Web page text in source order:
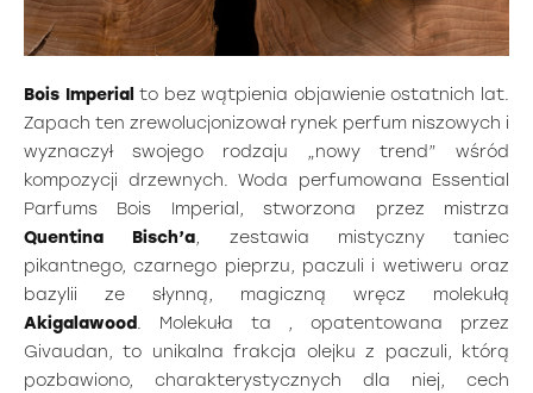
Bois Imperial to bez wątpienia objawienie ostatnich lat.
Zapach ten zrewolucjonizował rynek perfum niszowych i
wyznaczył swojego rodzaju „nowy trend” wśród
kompozycji drzewnych. Woda perfumowana Essential
Parfums Bois Imperial, stworzona przez mistrza
Quentina Bisch’a, zestawia mistyczny taniec
pikantnego, czarnego pieprzu, paczuli i wetiweru oraz
bazylii ze słynną, magiczną wręcz molekułą
Akigalawood. Molekuła ta , opatentowana przez
Givaudan, to unikalna frakcja olejku z paczuli, którą
pozbawiono, charakterystycznych dla niej, cech